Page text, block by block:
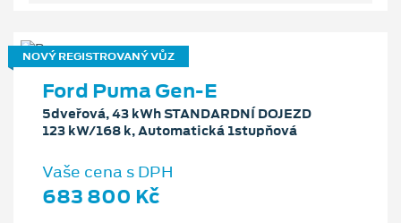
NOVÝ REGISTROVANÝ VŮZ
Ford Puma Gen-E
5dveřová, 43 kWh STANDARDNÍ DOJEZD
123 kW/168 k, Automatická 1stupňová
Vaše cena s DPH
683 800 Kč